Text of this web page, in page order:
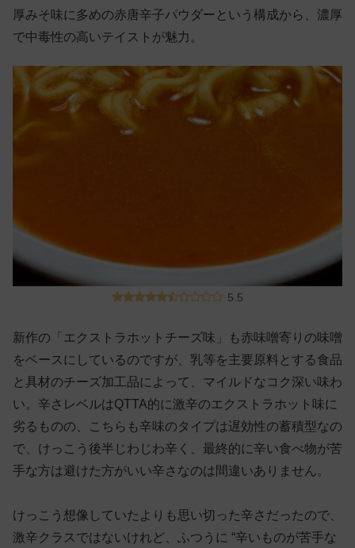
厚みそ味に多めの赤唐辛子パウダーという構成から、濃厚
で中毒性の高いテイストが魅力。
5.5
新作の「エクストラホットチーズ味」も赤味噌寄りの味噌
をベースにしているのですが、乳等を主要原料とする食品
と具材のチーズ加工品によって、マイルドなコク深い味わ
い。辛さレベルはQTTA的に激辛のエクストラホット味に
劣るものの、こちらも辛味のタイプは遅効性の蓄積型なの
で、けっこう後半じわじわ辛く、最終的に辛い食べ物が苦
手な方は避けた方がいい辛さなのは間違いありません。
けっこう想像していたよりも思い切った辛さだったので、
激辛クラスではないけれど、ふつうに “辛いものが苦手な